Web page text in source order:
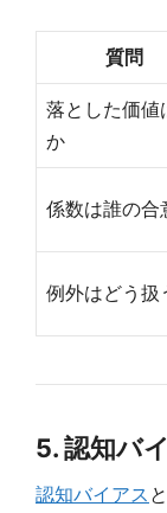
質問
落とした価値
か
係数は誰の合
例外はどう扱
5. 認知バ
認知バイアス